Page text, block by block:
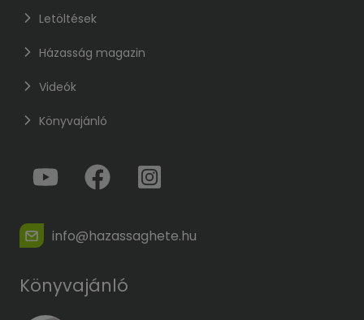
Letöltések
Házasság magazin
Videók
Könyvajánló
info@hazassaghete.hu
Könyvajánló